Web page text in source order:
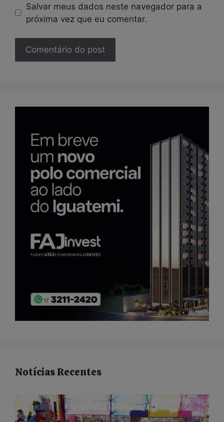
Salvar meus dados neste navegador para a
próxima vez que eu comentar.
Notícias Recentes